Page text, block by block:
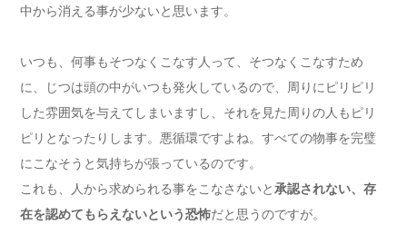
中から消える事が少ないと思います。
いつも、何事もそつなくこなす人って、そつなくこなすため
に、じつは頭の中がいつも発火しているので、周りにピリピリ
した雰囲気を与えてしまいますし、それを見た周りの人もピリ
ピリとなったりします。悪循環ですよね。すべての物事を完璧
にこなそうと気持ちが張っているのです。
これも、人から求められる事をこなさないと承認されない、存
在を認めてもらえないという恐怖だと思うのですが。